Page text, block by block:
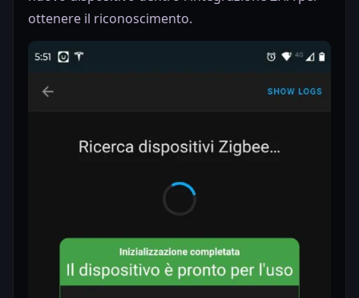
ottenere il riconoscimento.